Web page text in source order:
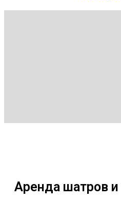
Аренда шатров и